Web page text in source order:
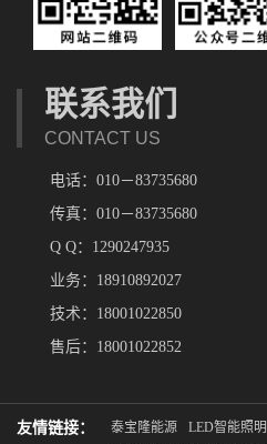
联系我们
CONTACT US
电话：010－83735680
传真：010－83735680
Q Q：1290247935
业务：18910892027
技术：18001022850
售后：18001022852
友情链接： 泰宝隆能源 LED智能照明